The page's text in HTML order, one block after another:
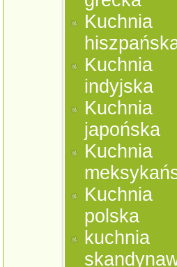
Kuchnia
Kuchnia
indyjska
Kuchnia
japońska
Kuchnia
Kuchnia
polska
kuchnia